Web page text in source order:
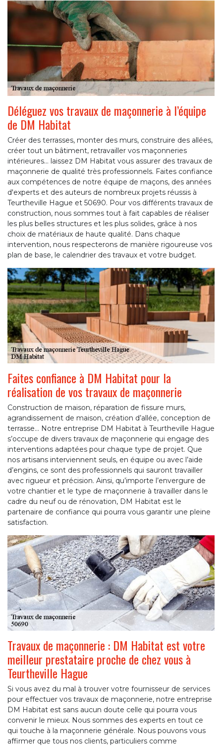
Déléguez vos travaux de maçonnerie à l’équipe
de DM Habitat
Créer des terrasses, monter des murs, construire des allées,
créer tout un bâtiment, retravailler vos maçonneries
intérieures... laissez DM Habitat vous assurer des travaux de
maçonnerie de qualité très professionnels. Faites confiance
aux compétences de notre équipe de maçons, des années
d'experts et des auteurs de nombreux projets réussis à
Teurtheville Hague et 50690. Pour vos différents travaux de
construction, nous sommes tout à fait capables de réaliser
les plus belles structures et les plus solides, grâce à nos
choix de matériaux de haute qualité. Dans chaque
intervention, nous respecterons de manière rigoureuse vos
plan de base, le calendrier des travaux et votre budget.
Faites confiance à DM Habitat pour la
réalisation de vos travaux de maçonnerie
Construction de maison, réparation de fissure murs,
agrandissement de maison, création d’allée, conception de
terrasse… Notre entreprise DM Habitat à Teurtheville Hague
s’occupe de divers travaux de maçonnerie qui engage des
interventions adaptées pour chaque type de projet. Que
nos artisans interviennent seuls, en équipe ou avec l’aide
d’engins, ce sont des professionnels qui sauront travailler
avec rigueur et précision. Ainsi, qu’importe l’envergure de
votre chantier et le type de maçonnerie à travailler dans le
cadre du neuf ou de rénovation, DM Habitat est le
partenaire de confiance qui pourra vous garantir une pleine
satisfaction.
Travaux de maçonnerie : DM Habitat est votre
meilleur prestataire proche de chez vous à
Teurtheville Hague
Si vous avez du mal à trouver votre fournisseur de services
pour effectuer vos travaux de maçonnerie, notre entreprise
DM Habitat est sans aucun doute celle qui pourra vous
convenir le mieux. Nous sommes des experts en tout ce
qui touche à la maçonnerie générale. Nous pouvons vous
affirmer que tous nos clients, particuliers comme